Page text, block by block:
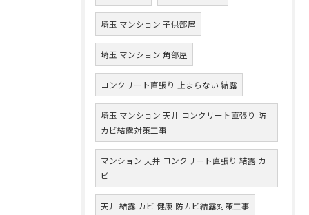
埼玉 マンション 子供部屋
埼玉 マンション 角部屋
コンクリート直張り 止まらない 結露
埼玉 マンション 天井 コンクリート直張り 防
カビ結露対策工事
マンション 天井 コンクリート直張り 結露 カ
ビ
天井 結露 カビ 健康 防カビ結露対策工事